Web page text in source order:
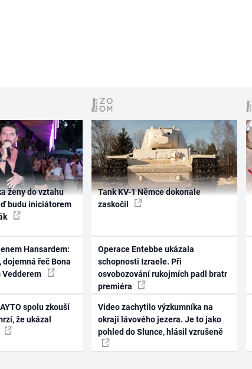
ženy do vztahu
budu iniciátorem
Hansardem:
dojemná řeč Bona
Vedderem
spolu zkouší
že ukázal
Tank KV-1 Němce dokonale
zaskočil
Operace Entebbe ukázala
schopnosti Izraele. Při
osvobozování rukojmích padl bratr
premiéra
Video zachytilo výzkumníka na
okraji lávového jezera. Je to jako
pohled do Slunce, hlásil vzrušeně